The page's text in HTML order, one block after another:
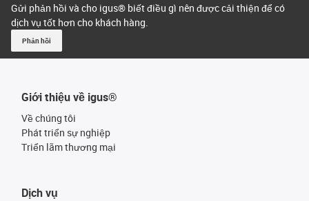
Gửi phản hồi và cho igus® biết điều gì nên được cải thiện để có
dịch vụ tốt hơn cho khách hàng.
Phản hồi
Giới thiệu về igus®
Về chúng tôi
Phát triển sự nghiệp
Triển lãm thương mại
Dịch vụ